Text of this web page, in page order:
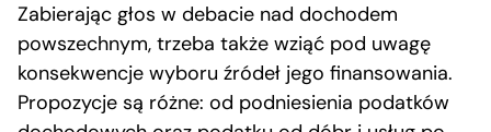
Zabierając głos w debacie nad dochodem
powszechnym, trzeba także wziąć pod uwagę
konsekwencje wyboru źródeł jego finansowania.
Propozycje są różne: od podniesienia podatków